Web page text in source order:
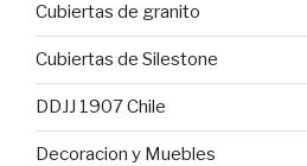
Cubiertas de granito
Cubiertas de Silestone
DDJJ 1907 Chile
Decoracion y Muebles